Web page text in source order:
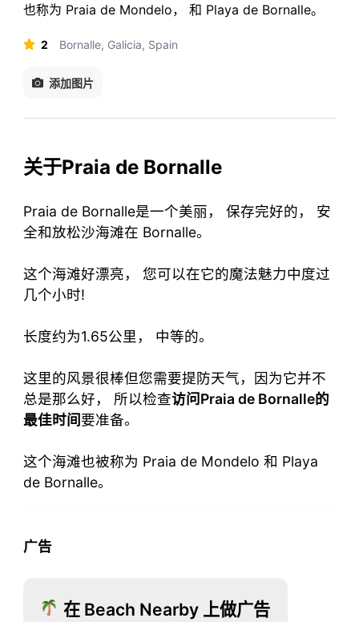
也称为 Praia de Mondelo， 和 Playa de Bornalle。
2 Bornalle, Galicia, Spain
添加图片
关于Praia de Bornalle
Praia de Bornalle是一个美丽， 保存完好的， 安
全和放松沙海滩在 Bornalle。
这个海滩好漂亮， 您可以在它的魔法魅力中度过
几个小时!
长度约为1.65公里， 中等的。
这里的风景很棒但您需要提防天气，因为它并不
总是那么好， 所以检查访问Praia de Bornalle的
最佳时间要准备。
这个海滩也被称为 Praia de Mondelo 和 Playa
de Bornalle。
广告
在 Beach Nearby 上做广告